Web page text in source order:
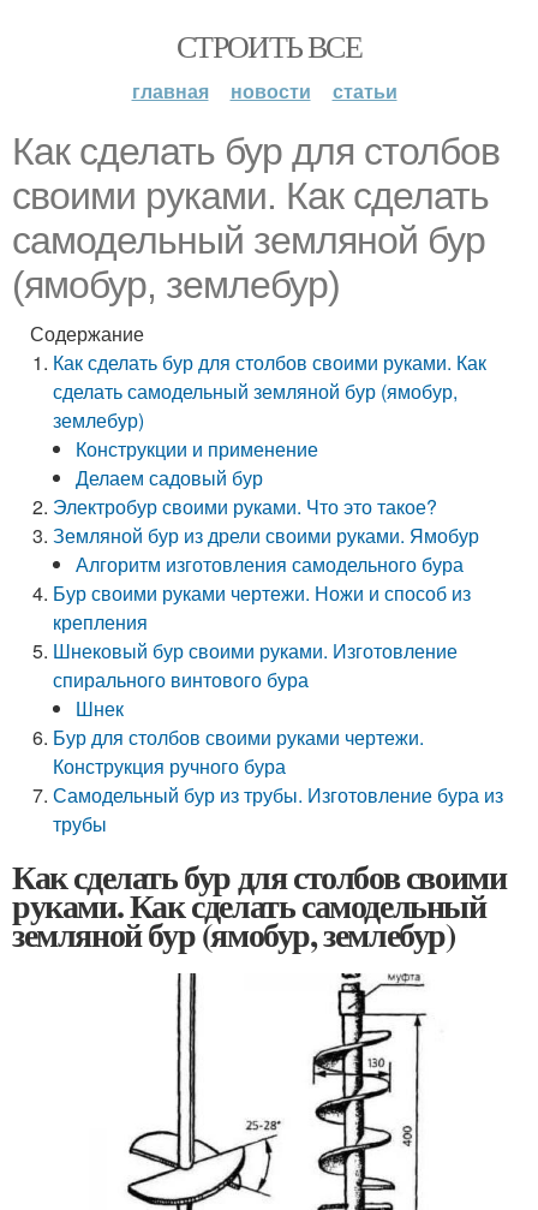
СТРОИТЬ ВСЕ
главная новости статьи
Как сделать бур для столбов
своими руками. Как сделать
самодельный земляной бур
(ямобур, землебур)
Содержание
Как сделать бур для столбов своими руками. Как
сделать самодельный земляной бур (ямобур,
землебур)
Конструкции и применение
Делаем садовый бур
Электробур своими руками. Что это такое?
Земляной бур из дрели своими руками. Ямобур
Алгоритм изготовления самодельного бура
Бур своими руками чертежи. Ножи и способ из
крепления
Шнековый бур своими руками. Изготовление
спирального винтового бура
Шнек
Бур для столбов своими руками чертежи.
Конструкция ручного бура
Самодельный бур из трубы. Изготовление бура из
трубы
Как сделать бур для столбов своими
руками. Как сделать самодельный
земляной бур (ямобур, землебур)